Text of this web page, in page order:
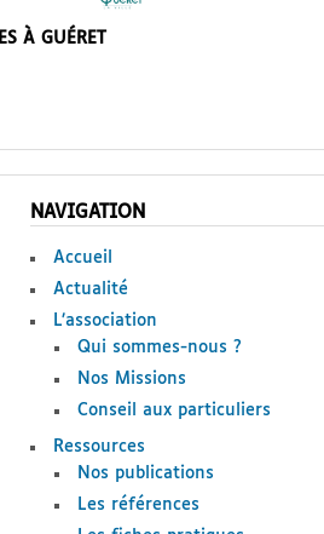
À GUÉRET
NAVIGATION
Accueil
Actualité
L’association
Qui sommes-nous ?
Nos Missions
Conseil aux particuliers
Ressources
Nos publications
Les références